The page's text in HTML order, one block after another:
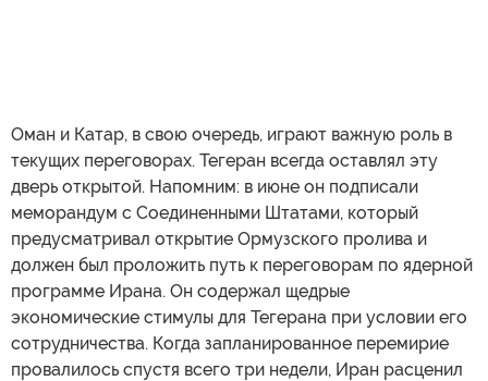
Оман и Катар, в свою очередь, играют важную роль в
текущих переговорах. Тегеран всегда оставлял эту
дверь открытой. Напомним: в июне он подписали
меморандум с Соединенными Штатами, который
предусматривал открытие Ормузского пролива и
должен был проложить путь к переговорам по ядерной
программе Ирана. Он содержал щедрые
экономические стимулы для Тегерана при условии его
сотрудничества. Когда запланированное перемирие
провалилось спустя всего три недели, Иран расценил